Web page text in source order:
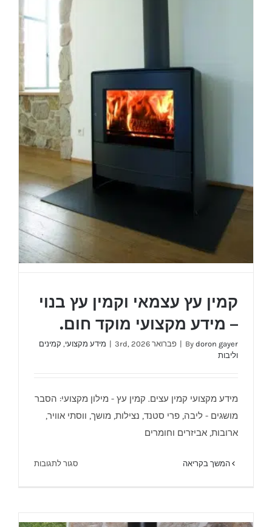
קמין עץ עצמאי וקמין עץ בנוי – מידע מקצועי
קמין עץ עצמאי וקמין עץ בנוי
– מידע מקצועי מוקד חום.
By doron gayer
| פברואר 3rd, 2026 | מידע מקצועי, קמינים
וליבות
מידע מקצועי קמין עצים. קמין עץ - מילון מקצועי: הסבר
מושגים - ליבה, פרי סטנד, נצילות, מושך, ווסתי אוויר,
ארובות, אביזרים וחומרים
המשך בקריאה סגור לתגובותעל
וקמין